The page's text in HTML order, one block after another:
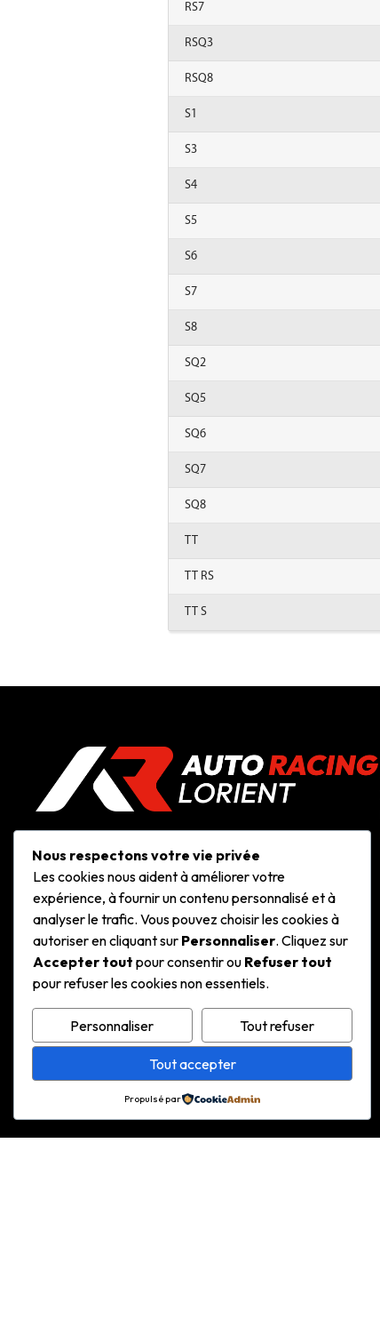
RS7
RSQ3
RSQ8
S1
S3
S4
S5
S6
S7
S8
SQ2
SQ5
SQ6
SQ7
SQ8
TT
TT RS
TT S
Nous respectons votre vie privée
Les cookies nous aident à améliorer votre
expérience, à fournir un contenu personnalisé et à
analyser le trafic. Vous pouvez choisir les cookies à
autoriser en cliquant sur Personnaliser. Cliquez sur
Accepter tout pour consentir ou Refuser tout
pour refuser les cookies non essentiels.
Personnaliser Tout refuser
Tout accepter
Propulsé par